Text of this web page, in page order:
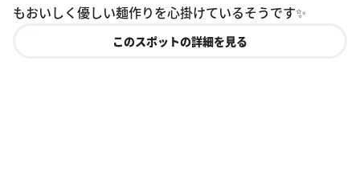
もおいしく優しい麺作りを心掛けているそうです✨
このスポットの詳細を見る